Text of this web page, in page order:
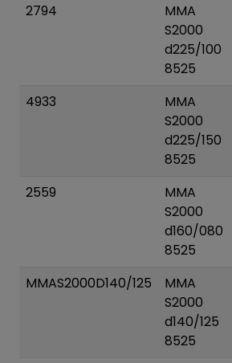
2794
MMA
S2000
d225/100
8525
4933
MMA
S2000
d225/150
8525
2559
MMA
S2000
d160/080
8525
MMAS2000D140/125
MMA
S2000
d140/125
8525